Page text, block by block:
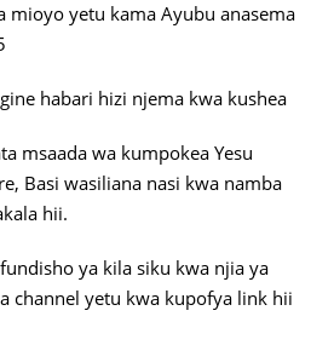
mioyo yetu kama Ayubu anasema
habari hizi njema kwa kushea
msaada wa kumpokea Yesu
Basi wasiliana nasi kwa namba
hii.
ya kila siku kwa njia ya
channel yetu kwa kupofya link hii